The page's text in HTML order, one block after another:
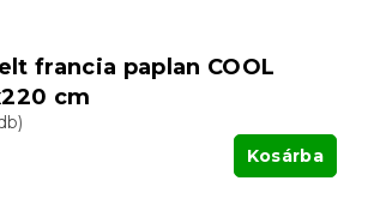
francia paplan COOL
cm
Kosárba